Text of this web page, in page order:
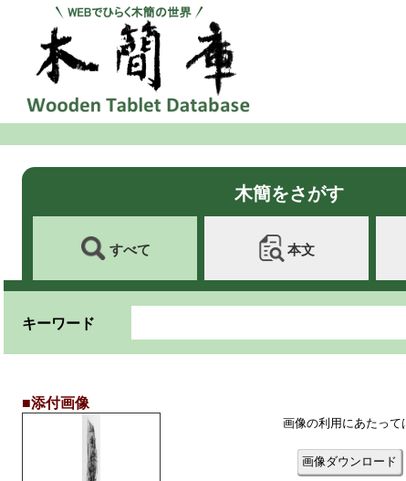
木簡をさがす
すべて 本文
キーワード
■添付画像
画像の利用にあたっ
画像ダウンロード